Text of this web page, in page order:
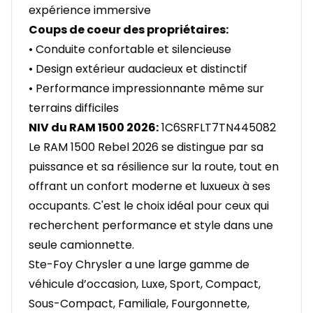
expérience immersive
Coups de coeur des propriétaires:
• Conduite confortable et silencieuse
• Design extérieur audacieux et distinctif
• Performance impressionnante même sur
terrains difficiles
NIV du RAM 1500 2026:1C6SRFLT7TN445082
Le RAM 1500 Rebel 2026 se distingue par sa
puissance et sa résilience sur la route, tout en
offrant un confort moderne et luxueux à ses
occupants. C'est le choix idéal pour ceux qui
recherchent performance et style dans une
seule camionnette.
Ste-Foy Chrysler a une large gamme de
véhicule d’occasion, Luxe, Sport, Compact,
Sous-Compact, Familiale, Fourgonnette,